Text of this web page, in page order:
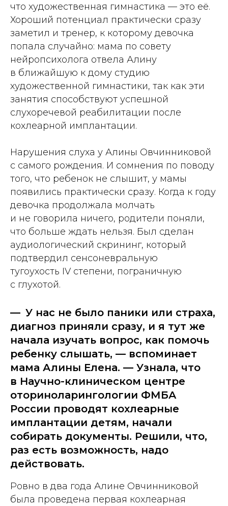
что художественная гимнастика — это её.
Хороший потенциал практически сразу
заметил и тренер, к которому девочка
попала случайно: мама по совету
нейропсихолога отвела Алину
в ближайшую к дому студию
художественной гимнастики, так как эти
занятия способствуют успешной
слухоречевой реабилитации после
кохлеарной имплантации.
Нарушения слуха у Алины Овчинниковой
с самого рождения. И сомнения по поводу
того, что ребенок не слышит, у мамы
появились практически сразу. Когда к году
девочка продолжала молчать
и не говорила ничего, родители поняли,
что больше ждать нельзя. Был сделан
аудиологический скрининг, который
подтвердил сенсоневральную
тугоухость IV степени, пограничную
с глухотой.
— У нас не было паники или страха,
диагноз приняли сразу, и я тут же
начала изучать вопрос, как помочь
ребенку слышать, — вспоминает
мама Алины Елена. — Узнала, что
в Научно-­клиническом центре
оториноларингологии ФМБА
России проводят кохлеарные
имплантации детям, начали
собирать документы. Решили, что,
раз есть возможность, надо
действовать.
Ровно в два года Алине Овчинниковой
была проведена первая кохлеарная